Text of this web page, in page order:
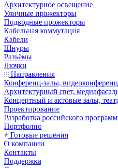
Архитектурное освещение
Уличные прожекторы
Подводные прожекторы
Кабельная коммутация
Кабели
Шнуры
Разъёмы
Лючки
Направления
Конференц-залы,
Архитектурный свет,
Концертный и актовые залы,
Проектирование
Разработка российского
Портфолио
Готовые решения
О компании
Контакты
Поддержка